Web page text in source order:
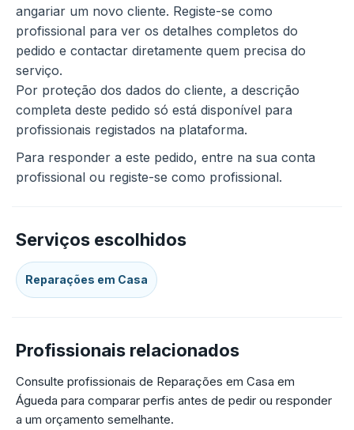
angariar um novo cliente. Registe-se como
profissional para ver os detalhes completos do
pedido e contactar diretamente quem precisa do
serviço.
Por proteção dos dados do cliente, a descrição
completa deste pedido só está disponível para
profissionais registados na plataforma.
Para responder a este pedido, entre na sua conta
profissional ou registe-se como profissional.
Serviços escolhidos
Reparações em Casa
Profissionais relacionados
Consulte profissionais de Reparações em Casa em
Águeda para comparar perfis antes de pedir ou responder
a um orçamento semelhante.